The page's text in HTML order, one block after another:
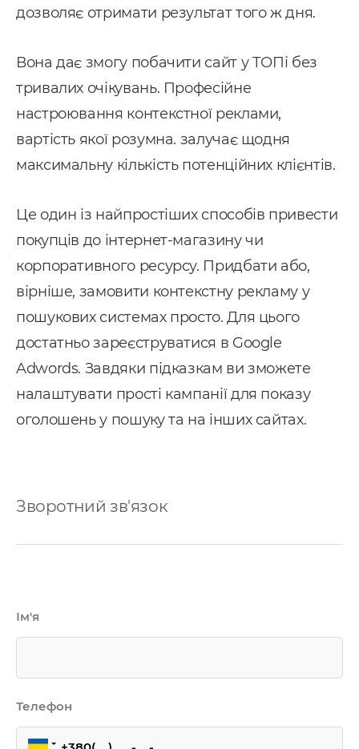
Система управління
CRM
CRM
дозволяє отримати результат того ж дня.
Вона дає змогу побачити сайт у ТОПі без
тривалих очікувань. Професійне
настроювання контекстної реклами,
вартість якої розумна. залучає щодня
максимальну кількість потенційних клієнтів.
Це один із найпростіших способів привести
покупців до інтернет-магазину чи
корпоративного ресурсу. Придбати або,
вірніше, замовити контекстну рекламу у
пошукових системах просто. Для цього
достатньо зареєструватися в Google
Adwords. Завдяки підказкам ви зможете
налаштувати прості кампанії для показу
оголошень у пошуку та на інших сайтах.
Зворотний зв'язок
Ім'я
Телефон